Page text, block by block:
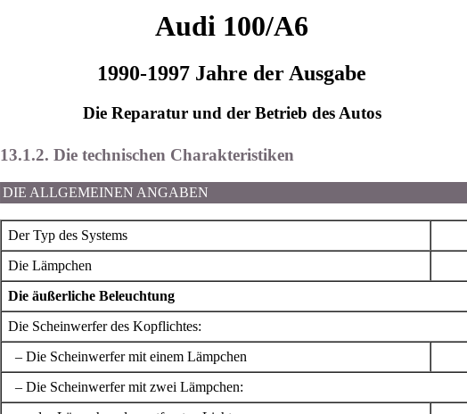
Audi 100/A6
1990-1997 Jahre der Ausgabe
Die Reparatur und der Betrieb des Autos
13.1.2. Die technischen Charakteristiken
DIE ALLGEMEINEN ANGABEN
Der Typ des Systems
Die Lämpchen
Die äußerliche Beleuchtung
Die Scheinwerfer des Kopflichtes:
– Die Scheinwerfer mit einem Lämpchen
– Die Scheinwerfer mit zwei Lämpchen: